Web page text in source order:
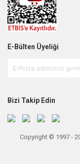
E-Bülten Üyeliği
Bizi Takip Edin
Copyright © 1997 -